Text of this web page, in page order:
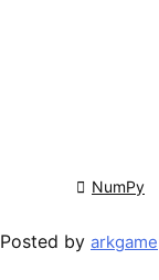
 NumPy
Posted by arkgame